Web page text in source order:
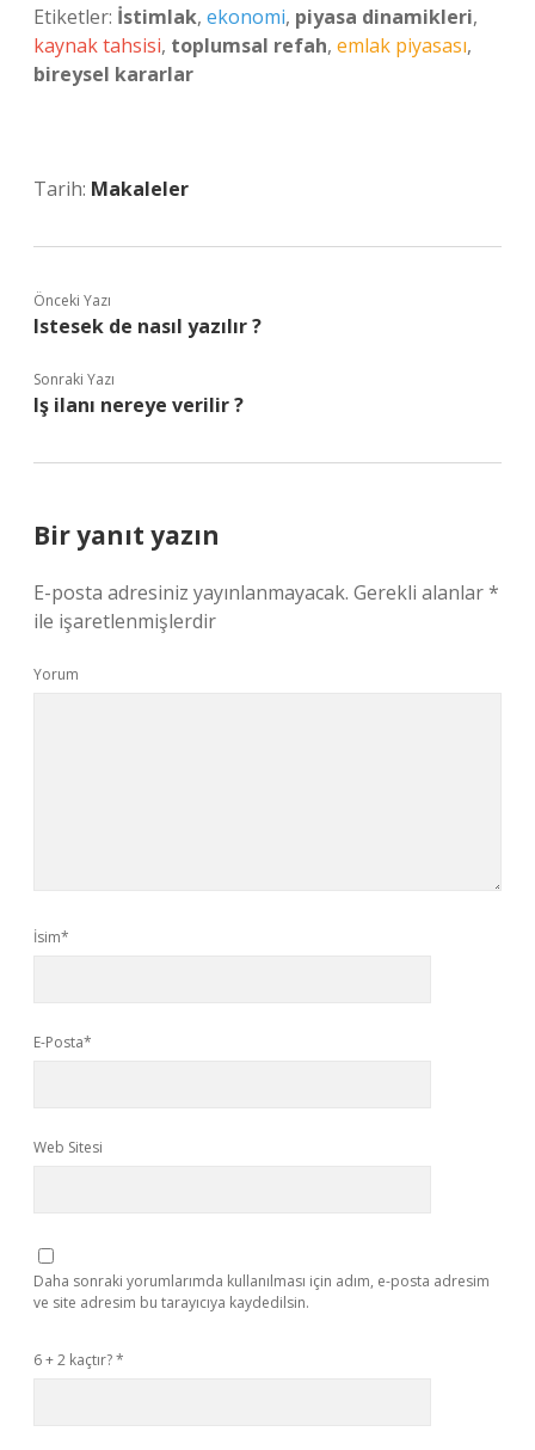
Etiketler: İstimlak, ekonomi, piyasa dinamikleri,
kaynak tahsisi, toplumsal refah, emlak piyasası,
bireysel kararlar
Tarih: Makaleler
Önceki Yazı
Istesek de nasıl yazılır ?
Sonraki Yazı
Iş ilanı nereye verilir ?
Bir yanıt yazın
E-posta adresiniz yayınlanmayacak. Gerekli alanlar*
ile işaretlenmişlerdir
Yorum
İsim*
E-Posta*
Web Sitesi
Daha sonraki yorumlarımda kullanılması için adım, e-posta adresim
ve site adresim bu tarayıcıya kaydedilsin.
6 + 2 kaçtır?*